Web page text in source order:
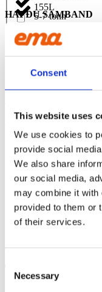
Consent
This website uses
We use cookies to
provide social
We also share
our social media,
may combine it with
provided to them or
of their services.
Selection
Necessary
155L
1600L
160L
1700L
1750L
175L
1800L
5-7 tonn
6-10 T
7-10 tonn
HAFÐU SAMBAND
Vélavit
Sími: 5272600
Um okkur
Sjálfbærni
Skilmálar og skilyrði
STOLTUR
FYLGDU
search